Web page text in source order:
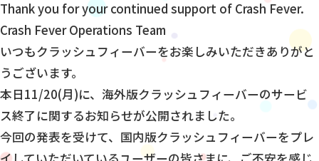
Thank you for your continued support of Crash Fever.
Crash Fever Operations Team
いつもクラッシュフィーバーをお楽しみいただきありがと
うございます。
本日11/20(月)に、海外版クラッシュフィーバーのサービ
ス終了に関するお知らせが公開されました。
今回の発表を受けて、国内版クラッシュフィーバーをプレ